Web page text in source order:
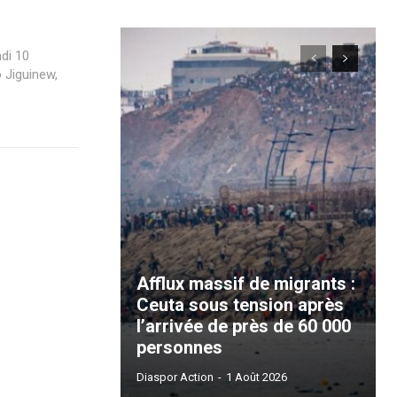
10
Afflux massif de migrants :
Ceuta sous tension après
l’arrivée de près de 60 000
personnes
Diaspor Action - 1 Août 2026